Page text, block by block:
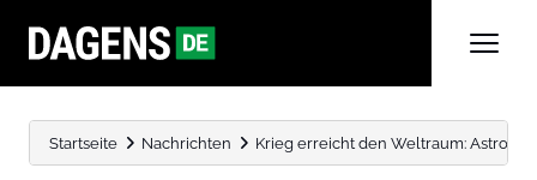
Startseite Nachrichten Krieg erreicht den Weltraum: